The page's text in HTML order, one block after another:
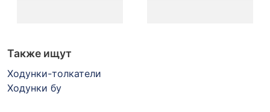
Также ищут
Ходунки-толкатели
Ходунки бу